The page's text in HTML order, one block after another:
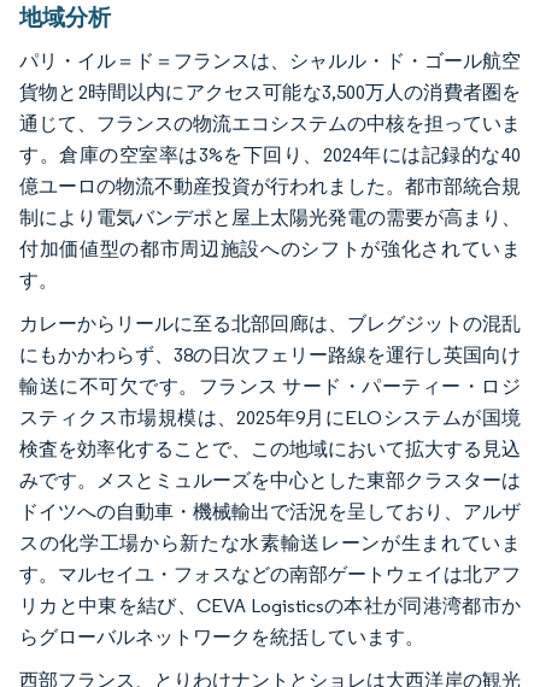
地域分析
パリ・イル＝ド＝フランスは、シャルル・ド・ゴール航空
貨物と2時間以内にアクセス可能な3,500万人の消費者圏を
通じて、フランスの物流エコシステムの中核を担っていま
す。倉庫の空室率は3%を下回り、2024年には記録的な40
億ユーロの物流不動産投資が行われました。都市部統合規
制により電気バンデポと屋上太陽光発電の需要が高まり、
付加価値型の都市周辺施設へのシフトが強化されていま
す。
カレーからリールに至る北部回廊は、ブレグジットの混乱
にもかかわらず、38の日次フェリー路線を運行し英国向け
輸送に不可欠です。フランス サード・パーティー・ロジ
スティクス市場規模は、2025年9月にELOシステムが国境
検査を効率化することで、この地域において拡大する見込
みです。メスとミュルーズを中心とした東部クラスターは
ドイツへの自動車・機械輸出で活況を呈しており、アルザ
スの化学工場から新たな水素輸送レーンが生まれていま
す。マルセイユ・フォスなどの南部ゲートウェイは北アフ
リカと中東を結び、CEVA Logisticsの本社が同港湾都市か
らグローバルネットワークを統括しています。
西部フランス、とりわけナントとショレは大西洋岸の観光